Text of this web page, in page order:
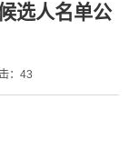
选人名单公
：43